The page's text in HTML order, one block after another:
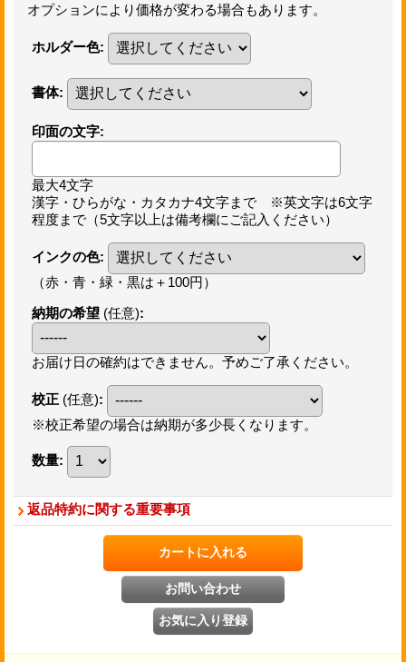
オプションにより価格が変わる場合もあります。
ホルダー色:
書体:
印面の文字:
最大4文字
漢字・ひらがな・カタカナ4文字まで ※英文字は6文字
程度まで（5文字以上は備考欄にご記入ください）
インクの色:
（赤・青・緑・黒は＋100円）
納期の希望 (任意):
お届け日の確約はできません。予めご了承ください。
校正 (任意):
※校正希望の場合は納期が多少長くなります。
数量:
返品特約に関する重要事項